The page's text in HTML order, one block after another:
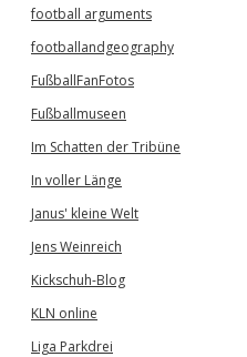
football arguments
footballandgeography
FußballFanFotos
Fußballmuseen
Im Schatten der Tribüne
In voller Länge
Janus' kleine Welt
Jens Weinreich
Kickschuh-Blog
KLN online
Liga Parkdrei